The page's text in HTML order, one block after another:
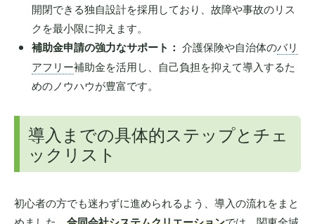
開閉できる独自設計を採用しており、故障や事故のリス
クを最小限に抑えます。
補助金申請の強力なサポート： 介護保険や自治体のバリ
アフリー補助金を活用し、自己負担を抑えて導入するた
めのノウハウが豊富です。
導入までの具体的ステップとチェ
ックリスト
初心者の方でも迷わずに進められるよう、導入の流れをまと